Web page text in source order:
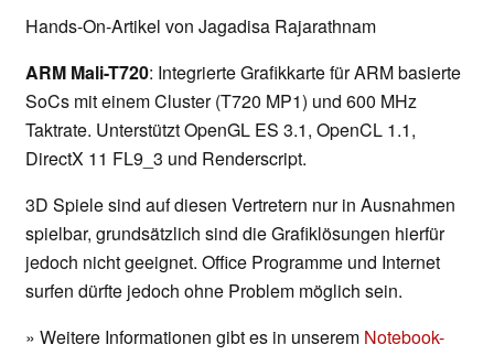
Hands-On-Artikel von Jagadisa Rajarathnam
ARM Mali-T720: Integrierte Grafikkarte für ARM basierte
SoCs mit einem Cluster (T720 MP1) und 600 MHz
Taktrate. Unterstützt OpenGL ES 3.1, OpenCL 1.1,
DirectX 11 FL9_3 und Renderscript.
3D Spiele sind auf diesen Vertretern nur in Ausnahmen
spielbar, grundsätzlich sind die Grafiklösungen hierfür
jedoch nicht geeignet. Office Programme und Internet
surfen dürfte jedoch ohne Problem möglich sein.
» Weitere Informationen gibt es in unserem Notebook-